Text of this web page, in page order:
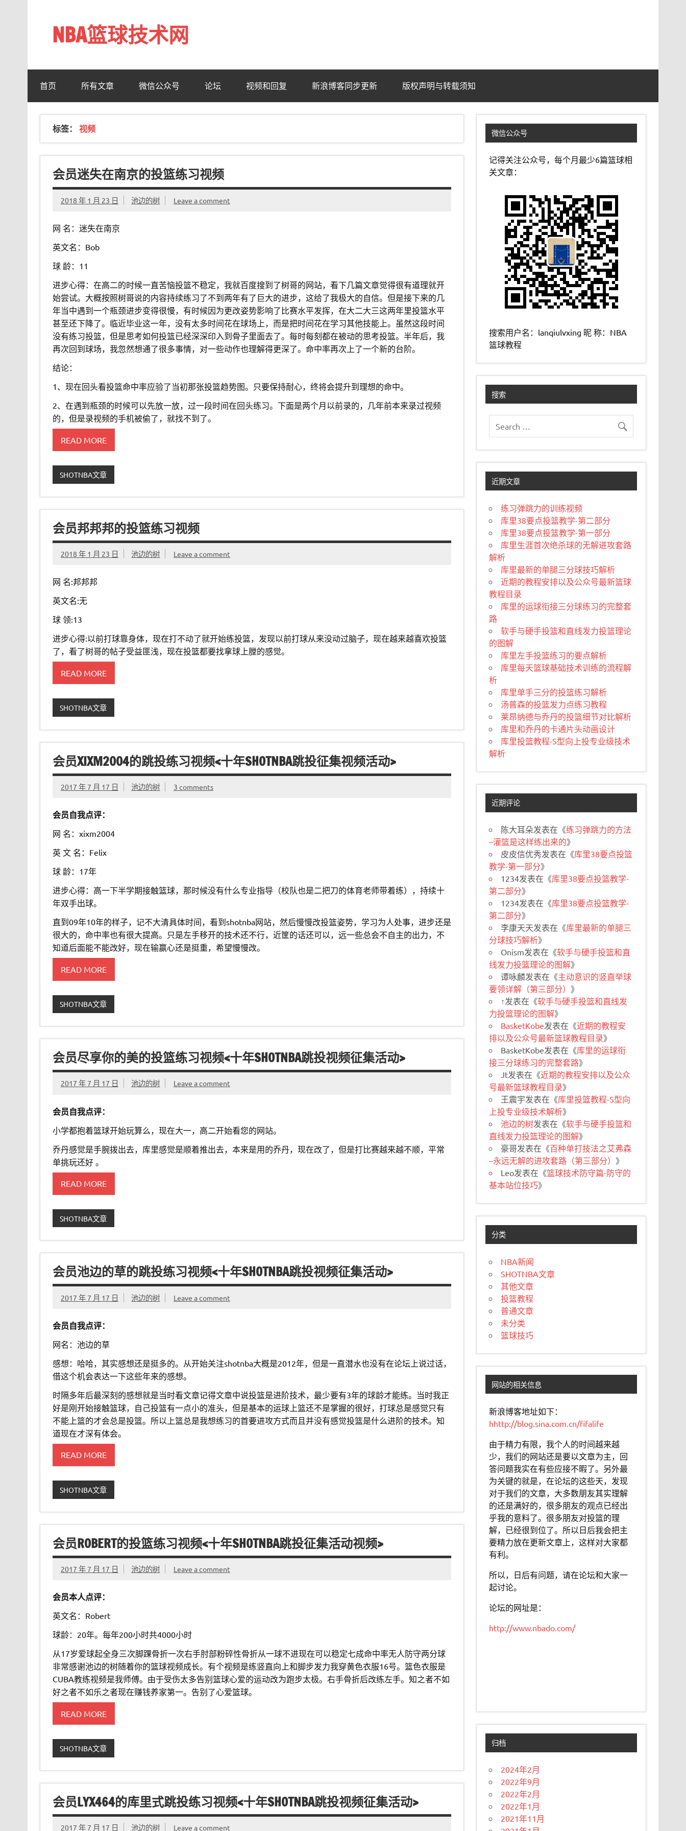
NBA篮球技术网
首页 所有文章 微信公众号 论坛 视频和回复 新浪博客同步更新 版权声明与转载须知
标签： 视频
会员迷失在南京的投篮练习视频
2018 年 1 月 23 日 池边的树 Leave a comment
网 名：迷失在南京
英文名：Bob
球 龄：11
进步心得：在高二的时候一直苦恼投篮不稳定，我就百度搜到了树哥的网站，看下几篇文章觉得很有道理就开
始尝试。大概按照树哥说的内容持续练习了不到两年有了巨大的进步，这给了我极大的自信。但是接下来的几
年当中遇到一个瓶颈进步变得很慢，有时候因为更改姿势影响了比赛水平发挥，在大二大三这两年里投篮水平
甚至还下降了。临近毕业这一年，没有太多时间花在球场上，而是把时间花在学习其他技能上。虽然这段时间
没有练习投篮，但是思考如何投篮已经深深印入到骨子里面去了。每时每刻都在被动的思考投篮。半年后，我
再次回到球场，我忽然想通了很多事情，对一些动作也理解得更深了。命中率再次上了一个新的台阶。
结论：
1、现在回头看投篮命中率应验了当初那张投篮趋势图。只要保持耐心，终将会提升到理想的命中。
2、在遇到瓶颈的时候可以先放一放，过一段时间在回头练习。下面是两个月以前录的，几年前本来录过视频
的，但是录视频的手机被偷了，就找不到了。
READ MORE
SHOTNBA文章
会员邦邦邦的投篮练习视频
2018 年 1 月 23 日 池边的树 Leave a comment
网 名:邦邦邦
英文名:无
球 领:13
进步心得:以前打球靠身体，现在打不动了就开始练投篮，发现以前打球从来没动过脑子，现在越来越喜欢投篮
了，看了树哥的帖子受益匪浅，现在投篮都要找拿球上膛的感觉。
READ MORE
SHOTNBA文章
会员XIXM2004的跳投练习视频<十年SHOTNBA跳投征集视频活动>
2017 年 7 月 17 日 池边的树 3 comments
会员自我点评：
网 名：xixm2004
英 文 名：Felix
球 龄：17年
进步心得：高一下半学期接触篮球，那时候没有什么专业指导（校队也是二把刀的体育老师带着练），持续十
年双手出球。
直到09年10年的样子，记不大清具体时间，看到shotnba网站，然后慢慢改投篮姿势，学习为人处事，进步还是
很大的，命中率也有很大提高。只是左手移开的技术还不行，近筐的话还可以，远一些总会不自主的出力，不
知道后面能不能改好，现在输赢心还是挺重，希望慢慢改。
READ MORE
SHOTNBA文章
会员尽享你的美的投篮练习视频<十年SHOTNBA跳投视频征集活动>
2017 年 7 月 17 日 池边的树 Leave a comment
会员自我点评：
小学都抱着篮球开始玩算么，现在大一，高二开始看您的网站。
乔丹感觉是手腕拨出去，库里感觉是顺着推出去，本来是用的乔丹，现在改了，但是打比赛越来越不顺，平常
单挑玩还好 。
READ MORE
SHOTNBA文章
会员池边的草的跳投练习视频<十年SHOTNBA跳投视频征集活动>
2017 年 7 月 17 日 池边的树 Leave a comment
会员自我点评：
网名：池边的草
感想：哈哈，其实感想还是挺多的。从开始关注shotnba大概是2012年，但是一直潜水也没有在论坛上说过话，
借这个机会表达一下这些年来的感想。
时隔多年后最深刻的感想就是当时看文章记得文章中说投篮是进阶技术，最少要有3年的球龄才能练。当时我正
好是刚开始接触篮球，自己投篮有一点小的准头，但是基本的运球上篮还不是掌握的很好，打球总是感觉只有
不能上篮的才会总是投篮。所以上篮总是我想练习的首要进攻方式而且并没有感觉投篮是什么进阶的技术。知
道现在才深有体会。
READ MORE
SHOTNBA文章
会员ROBERT的投篮练习视频<十年SHOTNBA跳投征集活动视频>
2017 年 7 月 17 日 池边的树 Leave a comment
会员本人点评：
英文名：Robert
球龄：20年。每年200小时共4000小时
从17岁爱球起全身三次脚踝骨折一次右手肘部粉碎性骨折从一球不进现在可以稳定七成命中率无人防守两分球
非常感谢池边的树随着你的篮球视频成长。有个视频是练竖直向上和脚步发力我穿黄色衣服16号。篮色衣服是
CUBA教练视频是我师傅。由于受伤太多告别篮球心爱的运动改为跑步太极。右手骨折后改练左手。知之者不如
好之者不如乐之者现在赚钱养家第一。告别了心爱篮球。
READ MORE
SHOTNBA文章
会员LYX464的库里式跳投练习视频<十年SHOTNBA跳投视频征集活动>
2017 年 7 月 17 日 池边的树 Leave a comment
微信公众号
记得关注公众号，每个月最少6篇篮球相
关文章：
搜索用户名：lanqiulvxing 昵 称：NBA
篮球教程
搜索
近期文章
练习弹跳力的训练视频
库里38要点投篮教学-第二部分
库里38要点投篮教学-第一部分
库里生涯首次绝杀球的无解进攻套路
解析
库里最新的单腿三分球技巧解析
近期的教程安排以及公众号最新篮球
教程目录
库里的运球衔接三分球练习的完整套
路
软手与硬手投篮和直线发力投篮理论
的图解
库里左手投篮练习的要点解析
库里每天篮球基础技术训练的流程解
析
库里单手三分的投篮练习解析
汤普森的投篮发力点练习教程
莱昂纳德与乔丹的投篮细节对比解析
库里和乔丹的卡通片头动画设计
库里投篮教程-S型向上投专业级技术
解析
近期评论
陈大耳朵发表在《练习弹跳力的方法
–灌篮是这样练出来的》
皮皮信优秀发表在《库里38要点投篮
教学-第一部分》
1234发表在《库里38要点投篮教学-
第二部分》
1234发表在《库里38要点投篮教学-
第二部分》
李康天天发表在《库里最新的单腿三
分球技巧解析》
Onism发表在《软手与硬手投篮和直
线发力投篮理论的图解》
谭咏麟发表在《主动意识的竖直举球
要领详解（第三部分）》
↑发表在《软手与硬手投篮和直线发
力投篮理论的图解》
BasketKobe发表在《近期的教程安
排以及公众号最新篮球教程目录》
BasketKobe发表在《库里的运球衔
接三分球练习的完整套路》
Jt发表在《近期的教程安排以及公众
号最新篮球教程目录》
王震宇发表在《库里投篮教程-S型向
上投专业级技术解析》
池边的树发表在《软手与硬手投篮和
直线发力投篮理论的图解》
豪哥发表在《百种单打技法之艾弗森
–永远无解的进攻套路（第三部分）》
Leo发表在《篮球技术防守篇-防守的
基本站位技巧》
分类
NBA新闻
SHOTNBA文章
其他文章
投篮教程
普通文章
未分类
篮球技巧
网站的相关信息
新浪博客地址如下：
hhttp://blog.sina.com.cn/fifalife
由于精力有限，我个人的时间越来越
少，我们的网站还是要以文章为主，回
答问题我实在有些应接不暇了。另外最
为关键的就是，在论坛的这些天，发现
对于我们的文章，大多数朋友其实理解
的还是满好的，很多朋友的观点已经出
乎我的意料了。很多朋友对投篮的理
解，已经很到位了。所以日后我会把主
要精力放在更新文章上，这样对大家都
有利。
所以，日后有问题，请在论坛和大家一
起讨论。
论坛的网址是：
http://www.nbado.com/
归档
2024年2月
2022年9月
2022年2月
2022年1月
2021年11月